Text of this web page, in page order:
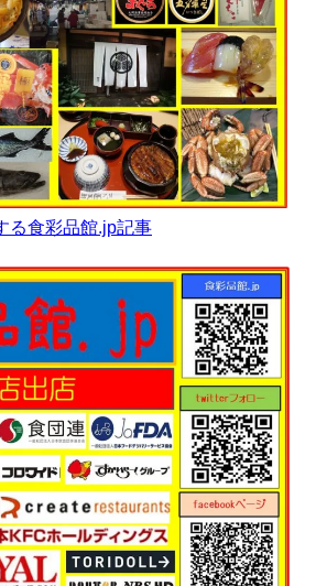
る食彩品館.jp記事